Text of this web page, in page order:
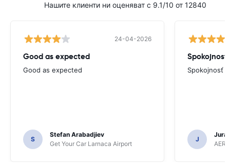
Нашите клиенти ни оценяват с 9.1/10 от 12840
24-04-2026
Good as expected
Good as expected
S
Stefan Arabadjiev
Get Your Car Larnaca Airport
Spokojnosť
Spokojnosť
J
Juraj